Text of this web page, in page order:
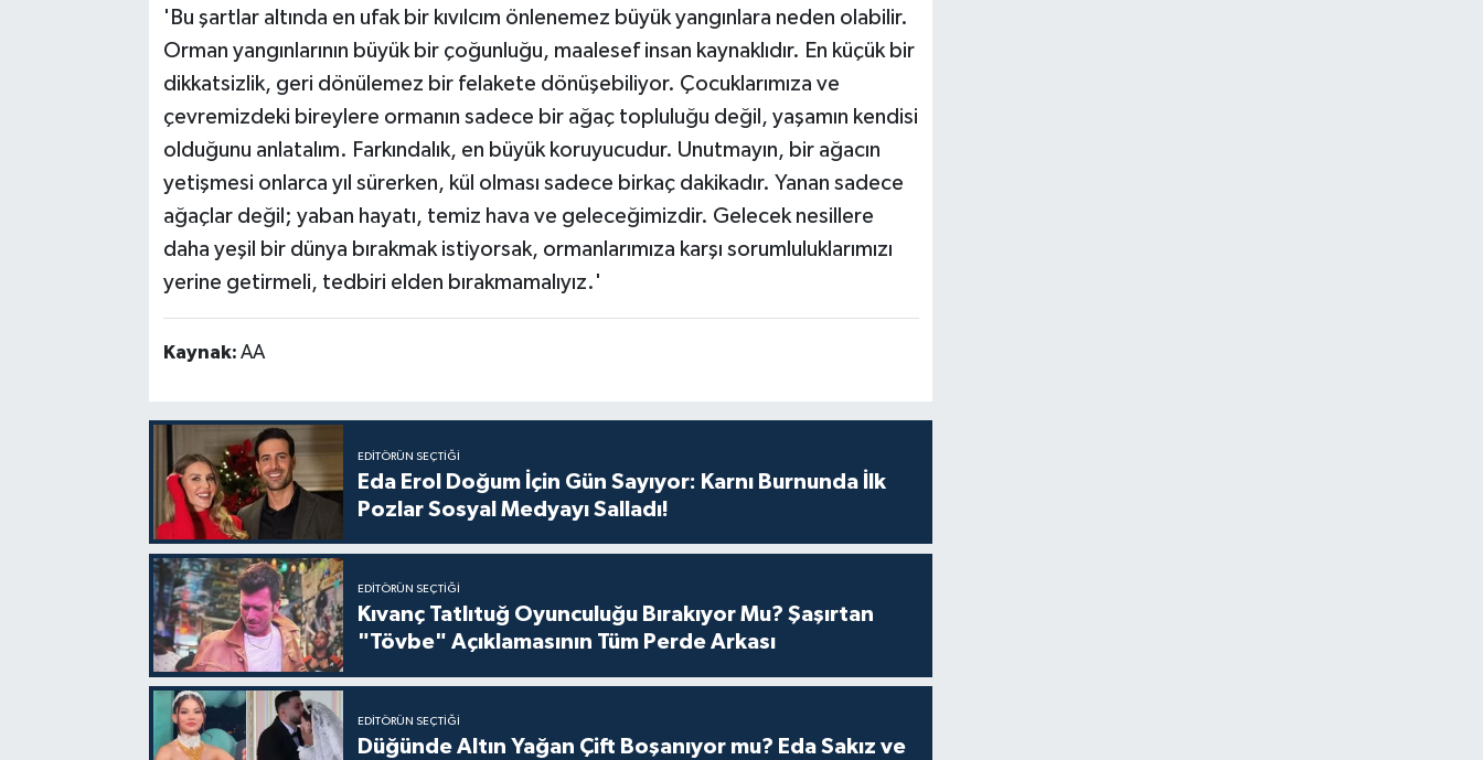
'Bu şartlar altında en ufak bir kıvılcım önlenemez büyük yangınlara neden olabilir.
Orman yangınlarının büyük bir çoğunluğu, maalesef insan kaynaklıdır. En küçük bir
dikkatsizlik, geri dönülemez bir felakete dönüşebiliyor. Çocuklarımıza ve
çevremizdeki bireylere ormanın sadece bir ağaç topluluğu değil, yaşamın kendisi
olduğunu anlatalım. Farkındalık, en büyük koruyucudur. Unutmayın, bir ağacın
yetişmesi onlarca yıl sürerken, kül olması sadece birkaç dakikadır. Yanan sadece
ağaçlar değil; yaban hayatı, temiz hava ve geleceğimizdir. Gelecek nesillere
daha yeşil bir dünya bırakmak istiyorsak, ormanlarımıza karşı sorumluluklarımızı
yerine getirmeli, tedbiri elden bırakmamalıyız.'
Kaynak: AA
EDITÖRÜN SEÇTIĞI
Eda Erol Doğum İçin Gün Sayıyor: Karnı Burnunda İlk
Pozlar Sosyal Medyayı Salladı!
EDITÖRÜN SEÇTIĞI
Kıvanç Tatlıtuğ Oyunculuğu Bırakıyor Mu? Şaşırtan
"Tövbe" Açıklamasının Tüm Perde Arkası
EDITÖRÜN SEÇTIĞI
Düğünde Altın Yağan Çift Boşanıyor mu? Eda Sakız ve